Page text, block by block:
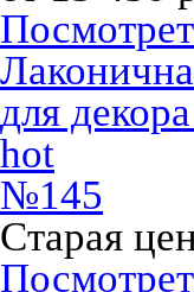
для
hot
№145
Старая